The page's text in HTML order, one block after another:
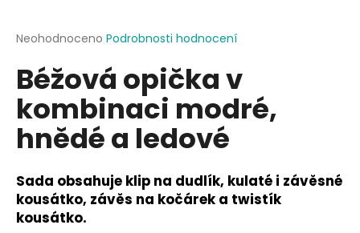
Průměrné
produktu
je
0,0
5
hvězdiček.
Neohodnoceno Podrobnosti hodnocení
Béžová opička v
kombinaci modré,
hnědé a ledové
Sada obsahuje klip na dudlík, kulaté i závěsné
kousátko, závěs na kočárek a twistík
kousátko.
j
t
?
HLEDAT